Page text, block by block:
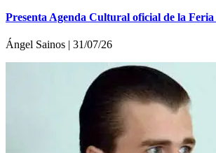
Presenta Agenda Cultural oficial de la
Ángel Sainos | 31/07/26